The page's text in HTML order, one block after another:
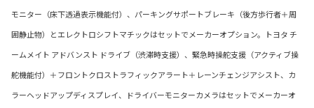
モニター（床下透過表示機能付）、パーキングサポートブレーキ（後方歩行者＋周
囲静止物）とエレクトロシフトマチックはセットでメーカーオプション。トヨタ チ
ームメイト アドバンスト ドライブ（渋滞時支援）、緊急時操舵支援（アクティブ操
舵機能付）＋フロントクロストラフィックアラート＋レーンチェンジアシスト、カ
ラーヘッドアップディスプレイ、ドライバーモニターカメラはセットでメーカーオ